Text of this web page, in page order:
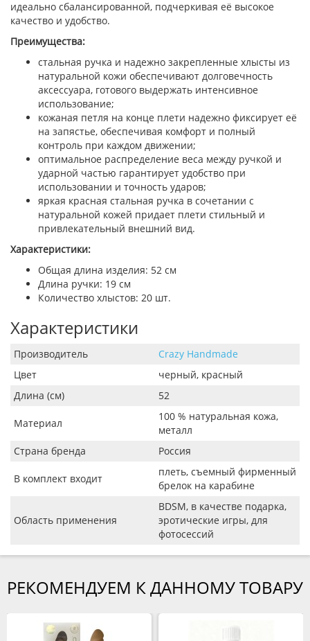
идеально сбалансированной, подчеркивая её высокое
качество и удобство.
Преимущества:
стальная ручка и надежно закрепленные хлысты из
натуральной кожи обеспечивают долговечность
аксессуара, готового выдержать интенсивное
использование;
кожаная петля на конце плети надежно фиксирует её
на запястье, обеспечивая комфорт и полный
контроль при каждом движении;
оптимальное распределение веса между ручкой и
ударной частью гарантирует удобство при
использовании и точность ударов;
яркая красная стальная ручка в сочетании с
натуральной кожей придает плети стильный и
привлекательный внешний вид.
Характеристики:
Общая длина изделия: 52 см
Длина ручки: 19 см
Количество хлыстов: 20 шт.
Характеристики
Производитель
Crazy Handmade
Цвет
черный, красный
Длина (см)
52
Материал
100 % натуральная кожа,
металл
Страна бренда
Россия
В комплект входит
плеть, съемный фирменный
брелок на карабине
Область применения
BDSM, в качестве подарка,
эротические игры, для
фотосессий
РЕКОМЕНДУЕМ К ДАННОМУ ТОВАРУ